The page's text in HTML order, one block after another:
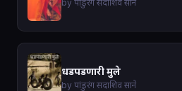
by पांडुरंग सदाशिव साने
धडपडणारी मुले
by पांडुरंग सदाशिव साने